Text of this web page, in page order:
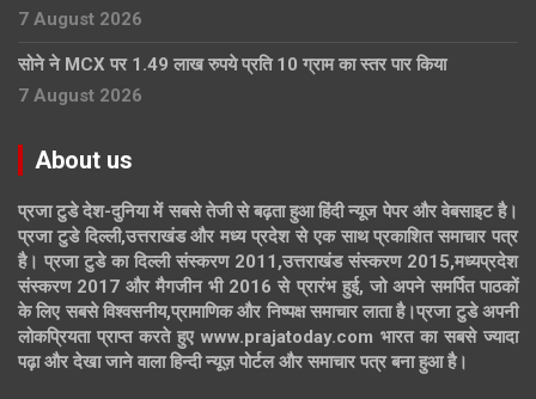
7 August 2026
सोने ने MCX पर 1.49 लाख रुपये प्रति 10 ग्राम का स्तर पार किया
7 August 2026
About us
प्रजा टुडे देश-दुनिया में सबसे तेजी से बढ़ता हुआ हिंदी न्यूज पेपर और वेबसाइट है।
प्रजा टुडे दिल्ली,उत्तराखंड और मध्य प्रदेश से एक साथ प्रकाशित समाचार पत्र
है। प्रजा टुडे का दिल्ली संस्करण 2011,उत्तराखंड संस्करण 2015,मध्यप्रदेश
संस्करण 2017 और मैगजीन भी 2016 से प्रारंभ हुई, जो अपने समर्पित पाठकों
के लिए सबसे विश्वसनीय,प्रामाणिक और निष्पक्ष समाचार लाता है।प्रजा टुडे अपनी
लोकप्रियता प्राप्त करते हुए www.prajatoday.com भारत का सबसे ज्यादा
पढ़ा और देखा जाने वाला हिन्दी न्यूज़ पोर्टल और समाचार पत्र बना हुआ है।